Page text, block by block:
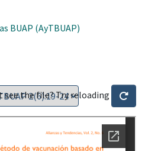
BUAP (AyTBUAP)
see the file? Try reloading